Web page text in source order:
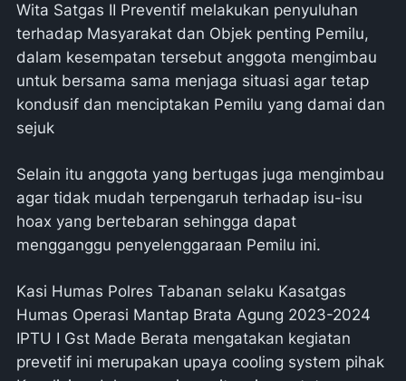
Wita Satgas II Preventif melakukan penyuluhan
terhadap Masyarakat dan Objek penting Pemilu,
dalam kesempatan tersebut anggota mengimbau
untuk bersama sama menjaga situasi agar tetap
kondusif dan menciptakan Pemilu yang damai dan
sejuk
Selain itu anggota yang bertugas juga mengimbau
agar tidak mudah terpengaruh terhadap isu-isu
hoax yang bertebaran sehingga dapat
mengganggu penyelenggaraan Pemilu ini.
Kasi Humas Polres Tabanan selaku Kasatgas
Humas Operasi Mantap Brata Agung 2023-2024
IPTU I Gst Made Berata mengatakan kegiatan
prevetif ini merupakan upaya cooling system pihak